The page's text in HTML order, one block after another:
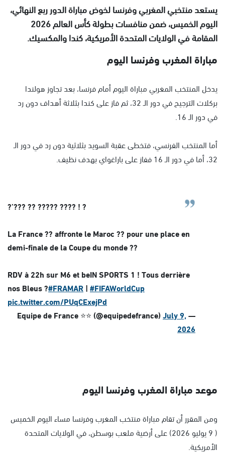
يستعد منتخبي المغربي وفرنسا لخوض مباراة الدور ربع النهائي،
اليوم الخميس، ضمن منافسات بطولة كأس العالم 2026
المقامة في الولايات المتحدة الأمريكية، كندا والمكسيك.
مباراة المغرب وفرنسا اليوم
يدخل المنتخب المغربي مباراة اليوم أمام فرنسا، بعد تجاوز هولندا
بركلات الترجيح في دور الـ 32، ثم فاز على كندا بثلاثة أهداف دون رد
في دور الـ 16.
أما المنتخب الفرنسي، فتخطى عقبة السويد بثلاثية دون رد في دور الـ
32، أما في دور الـ 16 ففاز على باراغواي بهدف نظيف.
?’??? ?? ????? ???? ! ?
La France ?? affronte le Maroc ?? pour une place en
demi-finale de la Coupe du monde ??
RDV à 22h sur M6 et beIN SPORTS 1 ! Tous derrière
nos Bleus ?#FRAMAR|#FIFAWorldCup
pic.twitter.com/PUqCExejPd
— Equipe de France ⭐⭐ (@equipedefrance)
July 9,
2026
موعد مباراة المغرب وفرنسا اليوم
ومن المقرر أن تقام مباراة منتخب المغرب وفرنسا مساء اليوم الخميس
( 9 يوليو 2026) على أرضية ملعب بوسطن، في الولايات المتحدة
الأمريكية.